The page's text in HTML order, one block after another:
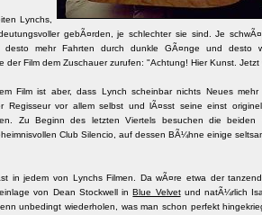
Lynchs,
gebÃ¤rden, je schlechter sie sind. Je
desto mehr Fahrten durch dunkle GÃ¤nge und desto
der Film dem Zuschauer zurufen: "Achtung! Hier Kunst. Jetzt
Film ist aber, dass Lynch scheinbar nichts Neues mehr
Regisseur vor allem selbst und lÃ¤sst seine einst
Zu Beginn des letzten Viertels besuchen die beiden
Club Silencio, auf dessen BÃ¼hne einige
in jedem von Lynchs Filmen. Da wÃ¤re etwa der
von Dean Stockwell inBlue Velvetund natÃ¼rlich
unbedingt wiederholen, was man schon perfekt